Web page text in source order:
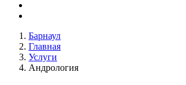
Барнаул
Главная
Услуги
Андрология